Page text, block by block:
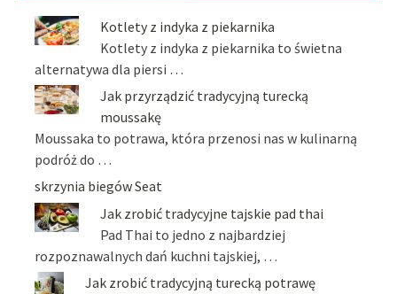
Kotlety z indyka z piekarnika
Kotlety z indyka z piekarnika to świetna
alternatywa dla piersi …
Jak przyrządzić tradycyjną turecką
moussakę
Moussaka to potrawa, która przenosi nas w kulinarną
podróż do …
skrzynia biegów Seat
Jak zrobić tradycyjne tajskie pad thai
Pad Thai to jedno z najbardziej
rozpoznawalnych dań kuchni tajskiej, …
Jak zrobić tradycyjną turecką potrawę